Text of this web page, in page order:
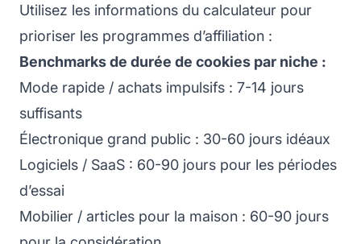
Utilisez les informations du calculateur pour
prioriser les programmes d’affiliation :
Benchmarks de durée de cookies par niche :
Mode rapide / achats impulsifs : 7-14 jours
suffisants
Électronique grand public : 30-60 jours idéaux
Logiciels / SaaS : 60-90 jours pour les périodes
d’essai
Mobilier / articles pour la maison : 60-90 jours